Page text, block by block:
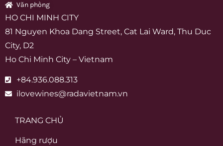
Văn phòng
HO CHI MINH CITY
81 Nguyen Khoa Dang Street, Cat Lai Ward, Thu Duc
City, D2
Ho Chi Minh City – Vietnam
+84.936.088.313
ilovewines@radavietnam.vn
TRANG CHỦ
Hãng rượu